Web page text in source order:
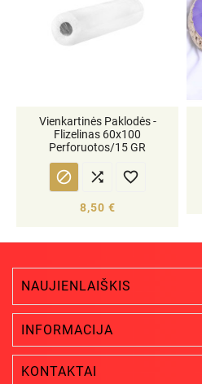
Vienkartinės Paklodės -
Flizelinas 60x100
Perforuotos/15 GR
  
8,50 €
NAUJIENLAIŠKIS
INFORMACIJA
KONTAKTAI